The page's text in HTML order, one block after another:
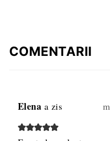
COMENTARII
Elena a zis